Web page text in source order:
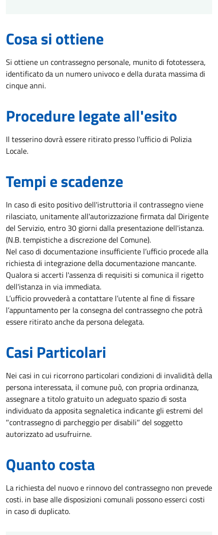
Cosa si ottiene
Si ottiene un contrassegno personale, munito di fototessera,
identificato da un numero univoco e della durata massima di
cinque anni.
Procedure legate all'esito
Il tesserino dovrà essere ritirato presso l'ufficio di Polizia
Locale.
Tempi e scadenze
In caso di esito positivo dell'istruttoria il contrassegno viene
rilasciato, unitamente all'autorizzazione firmata dal Dirigente
del Servizio, entro 30 giorni dalla presentazione dell'istanza.
(N.B. tempistiche a discrezione del Comune).
Nel caso di documentazione insufficiente l’ufficio procede alla
richiesta di integrazione della documentazione mancante.
Qualora si accerti l'assenza di requisiti si comunica il rigetto
dell'istanza in via immediata.
L’ufficio provvederà a contattare l’utente al fine di fissare
l’appuntamento per la consegna del contrassegno che potrà
essere ritirato anche da persona delegata.
Casi Particolari
Nei casi in cui ricorrono particolari condizioni di invalidità della
persona interessata, il comune può, con propria ordinanza,
assegnare a titolo gratuito un adeguato spazio di sosta
individuato da apposita segnaletica indicante gli estremi del
″contrassegno di parcheggio per disabili″ del soggetto
autorizzato ad usufruirne.
Quanto costa
La richiesta del nuovo e rinnovo del contrassegno non prevede
costi. in base alle disposizioni comunali possono esserci costi
in caso di duplicato.